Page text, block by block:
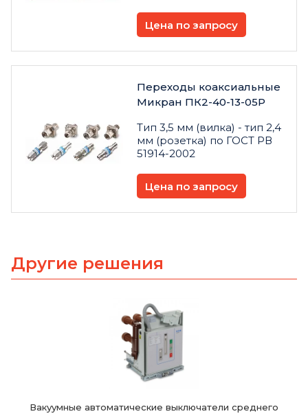
Цена по запросу
Переходы коаксиальные
Микран ПК2-40-13-05Р
Тип 3,5 мм (вилка) - тип 2,4
мм (розетка) по ГОСТ РВ
51914-2002
Цена по запросу
Другие решения
Вакуумные автоматические выключатели среднего